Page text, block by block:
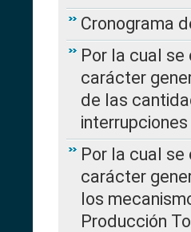
Cronograma
Por la cual
carácter
de las
Por la cual
carácter
los
Producción